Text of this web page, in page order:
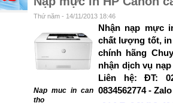
Thứ năm - 14/11/2013 18:46
Nap muc in can
tho
Nhận nạp mực
chất lượng tốt, in
chính hãng
nhận dịch vụ
Liên hệ: ĐT:
0834562774 -